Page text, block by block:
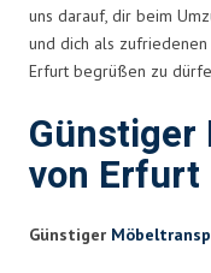
uns darauf, dir beim
und dich als
Erfurt begrüßen zu
von Erfurt
Günstiger